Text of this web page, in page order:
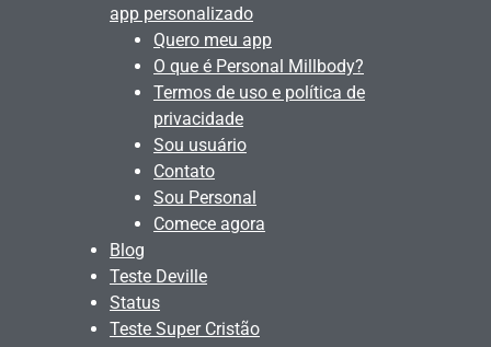
app personalizado
Quero meu app
O que é Personal Millbody?
Termos de uso e política de
privacidade
Sou usuário
Contato
Sou Personal
Comece agora
Blog
Teste Deville
Status
Teste Super Cristão